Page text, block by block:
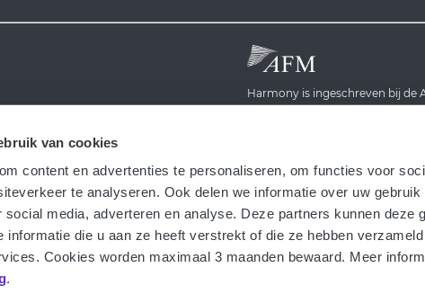
van cookies
content en advertenties te personaliseren, om functies voor
te analyseren. Ook delen we informatie over uw
media, adverteren en analyse. Deze partners kunnen deze
informatie die u aan ze heeft verstrekt of die ze hebben
Cookies worden maximaal 3 maanden bewaard. Meer
.
Harmony is ingeschreven bij de
Harmony is verbonden met het